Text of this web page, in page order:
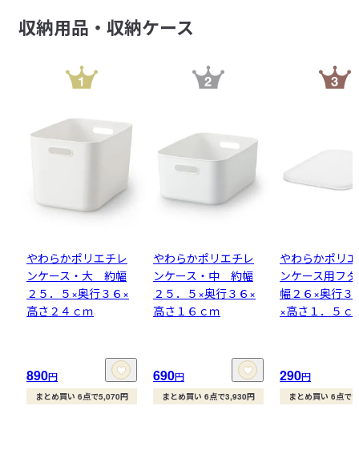
収納用品・収納ケース
やわらかポリエチレ
ンケース・大 約幅
２５．５×奥行３６×
高さ２４ｃｍ
890円
まとめ買い 6点で5,070円
やわらかポリエチレ
ンケース・中 約幅
２５．５×奥行３６×
高さ１６ｃｍ
690円
まとめ買い 6点で3,930円
やわらかポリ
ンケース用フ
幅２６×奥行３
×高さ１．５ｃ
290円
まとめ買い 6点で